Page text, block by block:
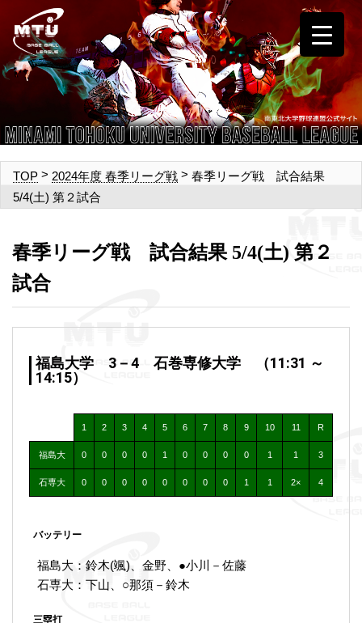
TOP > 2024年度 春季リーグ戦 > 春季リーグ戦 試合結果
5/4(土) 第２試合
春季リーグ戦 試合結果 5/4(土) 第２
試合
福島大学 3－4 石巻専修大学 （11:31 ～
14:15）
1 2 3 4 5 6 7 8 9 10 11 R
福島大 0 0 0 0 1 0 0 0 0 1 1 3
石専大 0 0 0 0 0 0 0 0 1 1 2× 4
バッテリー
福島大：鈴木(颯)、金野、●小川－佐藤
石専大：下山、○那須－鈴木
三塁打